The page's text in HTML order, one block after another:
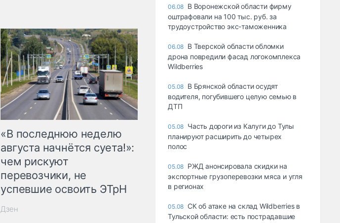
«В последнюю неделю
августа начнётся суета!»:
чем рискуют
перевозчики, не
успевшие освоить ЭТрН
Дзен
06.08 В Воронежской области фирму
оштрафовали на 100 тыс. руб. за
трудоустройство экс-таможенника
06.08 В Тверской области обломки
дрона повредили фасад логокомплекса
Wildberries
05.08 В Брянской области осудят
водителя, погубившего целую семью в
ДТП
05.08 Часть дороги из Калуги до Тулы
планируют расширить до четырех
полос
05.08 РЖД анонсировала скидки на
экспортные грузоперевозки мяса и угля
в регионах
05.08 СК об атаке на склад Wildberries в
Тульской области: есть пострадавшие